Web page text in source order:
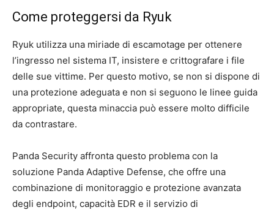
Come proteggersi da Ryuk
Ryuk utilizza una miriade di escamotage per ottenere
l’ingresso nel sistema IT, insistere e crittografare i file
delle sue vittime. Per questo motivo, se non si dispone di
una protezione adeguata e non si seguono le linee guida
appropriate, questa minaccia può essere molto difficile
da contrastare.
Panda Security affronta questo problema con la
soluzione Panda Adaptive Defense, che offre una
combinazione di monitoraggio e protezione avanzata
degli endpoint, capacità EDR e il servizio di